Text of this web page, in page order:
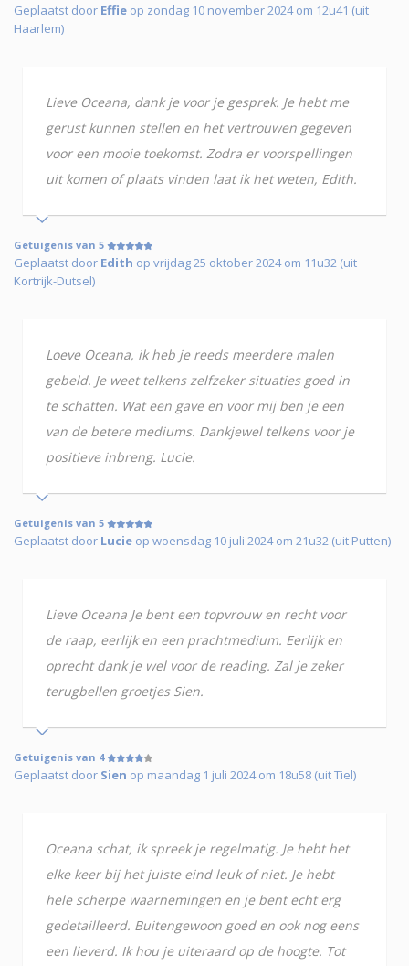
Geplaatst door Effie op zondag 10 november 2024 om 12u41 (uit
Haarlem)
Lieve Oceana, dank je voor je gesprek. Je hebt me
gerust kunnen stellen en het vertrouwen gegeven
voor een mooie toekomst. Zodra er voorspellingen
uit komen of plaats vinden laat ik het weten, Edith.
Getuigenis van 5
Geplaatst door Edith op vrijdag 25 oktober 2024 om 11u32 (uit
Kortrijk-Dutsel)
Loeve Oceana, ik heb je reeds meerdere malen
gebeld. Je weet telkens zelfzeker situaties goed in
te schatten. Wat een gave en voor mij ben je een
van de betere mediums. Dankjewel telkens voor je
positieve inbreng. Lucie.
Getuigenis van 5
Geplaatst door Lucie op woensdag 10 juli 2024 om 21u32 (uit Putten)
Lieve Oceana Je bent een topvrouw en recht voor
de raap, eerlijk en een prachtmedium. Eerlijk en
oprecht dank je wel voor de reading. Zal je zeker
terugbellen groetjes Sien.
Getuigenis van 4
Geplaatst door Sien op maandag 1 juli 2024 om 18u58 (uit Tiel)
Oceana schat, ik spreek je regelmatig. Je hebt het
elke keer bij het juiste eind leuk of niet. Je hebt
hele scherpe waarnemingen en je bent echt erg
gedetailleerd. Buitengewoon goed en ook nog eens
een lieverd. Ik hou je uiteraard op de hoogte. Tot